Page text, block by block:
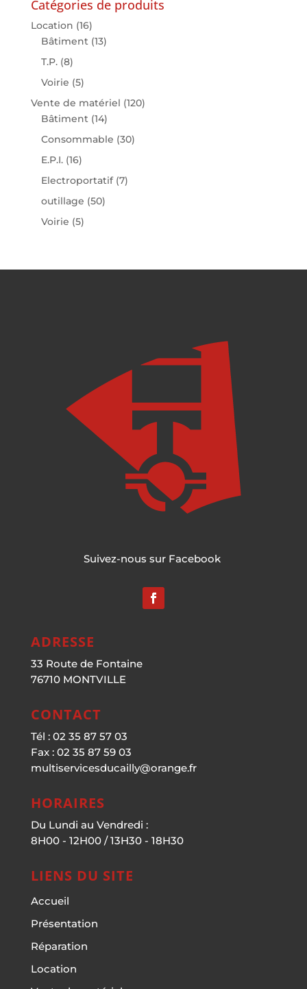
Catégories de produits
Location (16)
Bâtiment (13)
T.P. (8)
Voirie (5)
Vente de matériel (120)
Bâtiment (14)
Consommable (30)
E.P.I. (16)
Electroportatif (7)
outillage (50)
Voirie (5)
Suivez-nous sur Facebook
ADRESSE
33 Route de Fontaine
76710 MONTVILLE
CONTACT
Tél : 02 35 87 57 03
Fax : 02 35 87 59 03
multiservicesducailly@orange.fr
HORAIRES
Du Lundi au Vendredi :
8H00 - 12H00 / 13H30 - 18H30
LIENS DU SITE
Accueil
Présentation
Réparation
Location